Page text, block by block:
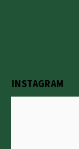
INSTAGRAM